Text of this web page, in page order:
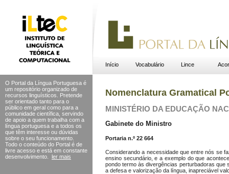
Início Vocabulário Lince
O Portal da Língua Portuguesa é
um repositório organizado de
recursos linguísticos. Pretende
ser orientado tanto para o
público em geral como para a
comunidade científica, servindo
de apoio a quem trabalha com a
língua portuguesa e a todos os
que têm interesse ou dúvidas
sobre o seu funcionamento.
Todo o conteúdo do Portal é de
livre acesso e está em constante
desenvolvimento.
ler mais
Nomenclatura Gramatical
MINISTÉRIO DA EDUCAÇÃO
Gabinete do Ministro
Portaria n.º 22 664
Considerando a necessidade que entre nós se
ensino secundário, e a exemplo do que
pondo termo às divergências perturbadoras que
a defesa e valorização da língua, inapreciável